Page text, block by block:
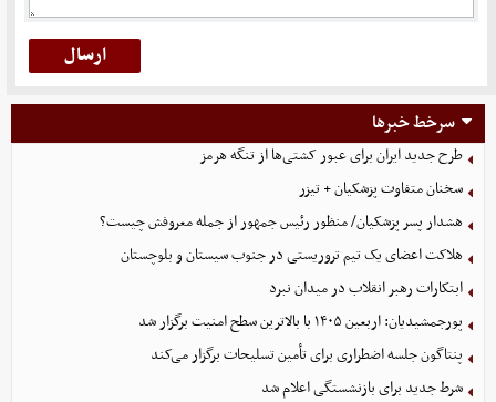
سرخط خبرها
طرح جدید ایران برای عبور کشتی‌ها از تنگه هرمز
سخنان متفاوت پزشکیان + تیزر
هشدار پسر پزشکیان/ منظور رئیس جمهور از جمله معروفش چیست؟
هلاکت اعضای یک تیم تروریستی در جنوب سیستان و بلوچستان
ابتکارات رهبر انقلاب در میدان نبرد
پورجمشیدیان: اربعین ۱۴۰۵ با بالاترین سطح امنیت برگزار شد
پنتاگون جلسه اضطراری برای تأمین تسلیحات برگزار می‌کند
شرط جدید برای بازنشستگی اعلام شد